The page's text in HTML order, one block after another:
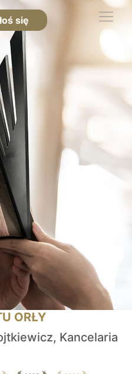
się
ORŁY
Kancelaria